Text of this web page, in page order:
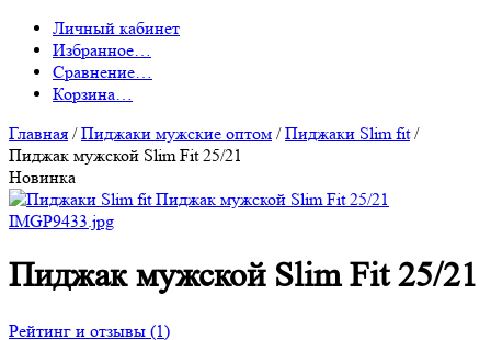
Личный кабинет
Избранное…
Сравнение…
Корзина…
Главная /Пиджаки мужские оптом /Пиджаки Slim fit/
Пиджак мужской Slim Fit 25/21
Новинка
Пиджак мужской Slim Fit 25/21
Рейтинг и отзывы (1)